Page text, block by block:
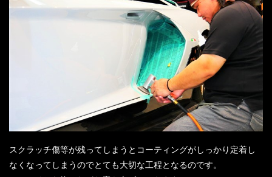
スクラッチ傷等が残ってしまうとコーティングがしっかり定着し
なくなってしまうのでとても大切な工程となるのです。